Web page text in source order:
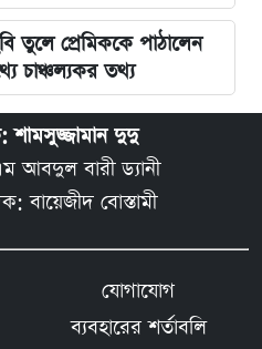
তুলে প্রেমিককে পাঠালেন
চাঞ্চল্যকর তথ্য
শামসুজ্জামান দুদু
আবদুল বারী ড্যানী
বায়েজীদ বোস্তামী
যোগাযোগ
ব্যবহারের শর্তাবলি